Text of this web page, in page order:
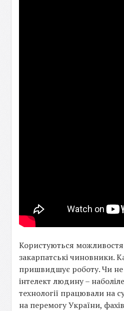
Користуються
закарпатські чиновники.
пришвидшує роботу. Чи
інтелект людину –
технології працювали на
на перемогу України,